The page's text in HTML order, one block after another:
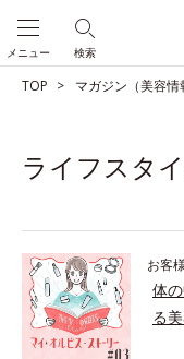
検索
メニュー
TOP マガジン（美容情
ライフスタ
お客
体
る